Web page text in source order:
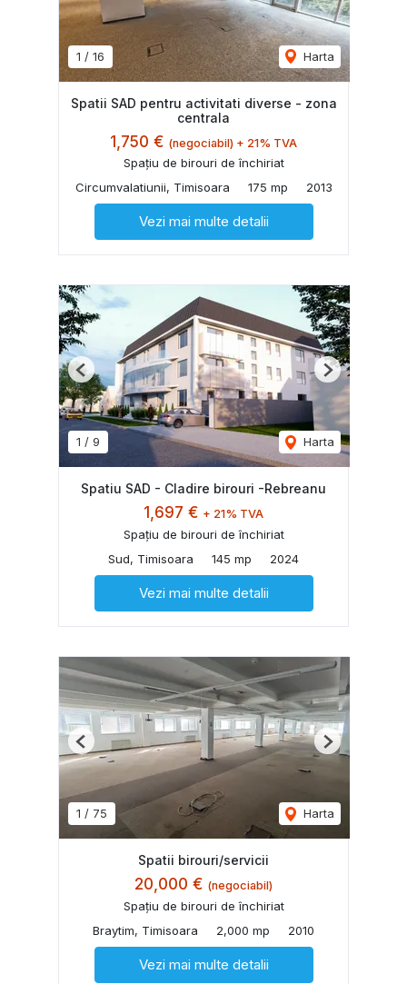
1 / 16 Harta
Spatii SAD pentru activitati diverse - zona
centrala
1,750 € (negociabil) + 21% TVA
Spațiu de birouri de închiriat
Circumvalatiunii, Timisoara
175 mp 2013
Vezi mai multe detalii
1 / 9 Harta
Previous Next
Spatiu SAD - Cladire birouri -Rebreanu
1,697 € + 21% TVA
Spațiu de birouri de închiriat
Sud, Timisoara
145 mp 2024
Vezi mai multe detalii
1 / 75 Harta
Previous Next
Spatii birouri/servicii
20,000 € (negociabil)
Spațiu de birouri de închiriat
Braytim, Timisoara
2,000 mp 2010
Vezi mai multe detalii